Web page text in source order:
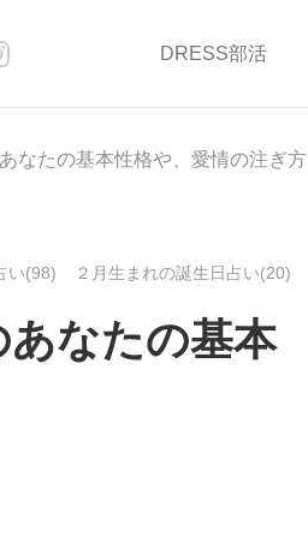
DRESS部活
なたの基本性格や、愛情の注ぎ方
い(98) ２月生まれの誕生日占い(20)
あなたの基本